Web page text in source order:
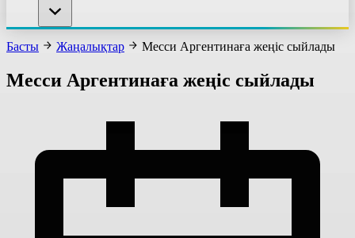
Басты Жаңалықтар Месси Аргентинаға жеңіс сыйлады
Месси Аргентинаға жеңіс сыйлады